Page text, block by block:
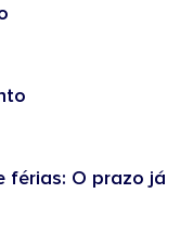
férias: O prazo já